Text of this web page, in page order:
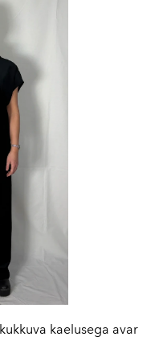
kaelusega avar